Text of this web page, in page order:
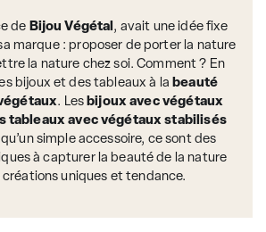
de Bijou Végétal , avait une idée fixe
marque : proposer de porter la nature
la nature chez soi. Comment ? En
bijoux et des tableaux à la beauté
. Les bijoux avec végétaux
tableaux avec végétaux stabilisés
simple accessoire, ce sont des
à capturer la beauté de la nature
créations uniques et tendance.